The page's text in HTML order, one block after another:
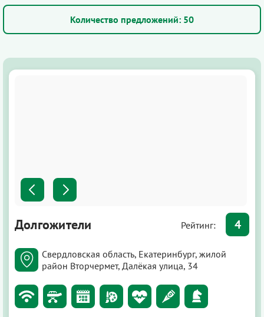
Количество предложений: 50
Долгожители Рейтинг: 4
Свердловская область, Екатеринбург, жилой
район Вторчермет, Далёкая улица, 34